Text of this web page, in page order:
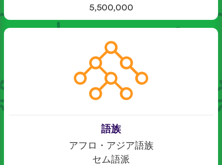
5,500,000
語族
アフロ・アジア語族
セム語派